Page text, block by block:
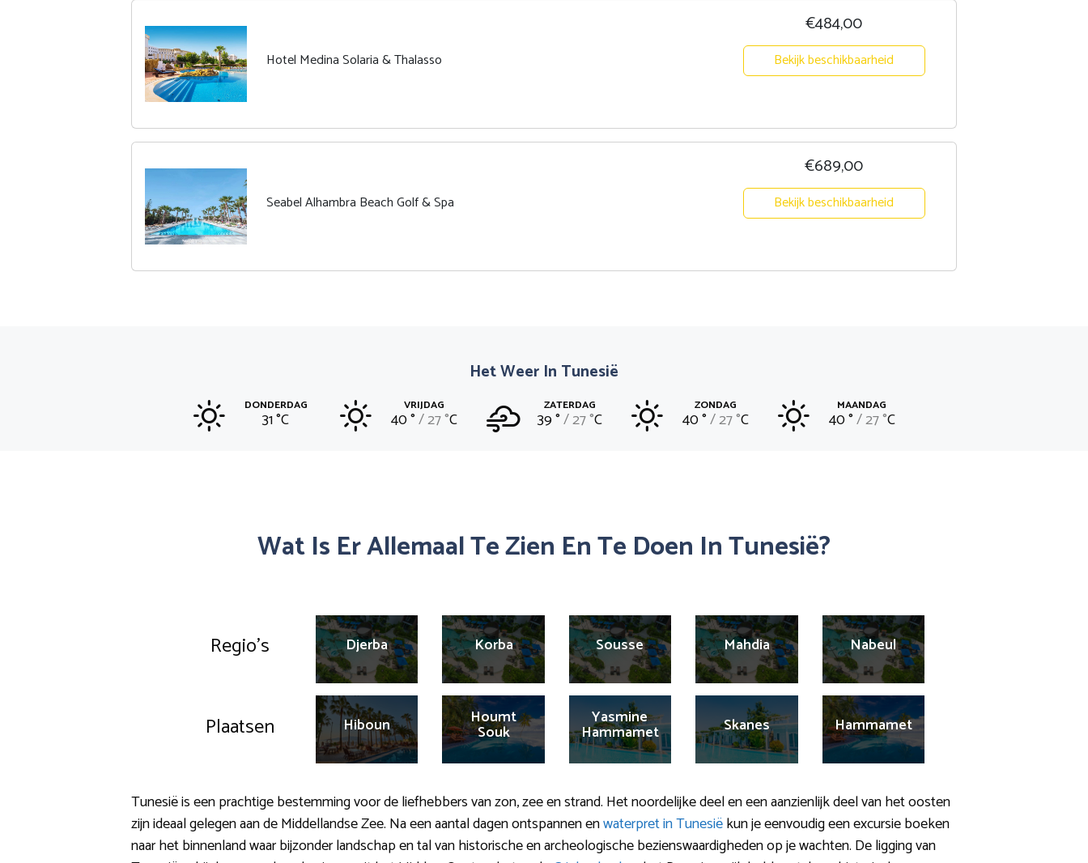
Hotel Medina Solaria & Thalasso
€484,00
Bekijk beschikbaarheid
Seabel Alhambra Beach Golf & Spa
€689,00
Bekijk beschikbaarheid
Het Weer In Tunesië
DONDERDAG
31 °C
VRIJDAG
40 ° 27 °C
ZATERDAG
39 ° 27 °C
ZONDAG
40 ° 27 °C
MAANDAG
40 ° 27 °C
Wat Is Er Allemaal Te Zien En Te Doen In Tunesië?
Regio’s Djerba Korba Sousse Mahdia Nabeul
Plaatsen Hiboun Houmt
Souk
Yasmine
Hammamet Skanes Hammamet
Tunesië is een prachtige bestemming voor de liefhebbers van zon, zee en strand. Het noordelijke deel en een aanzienlijk deel van het oosten
zijn ideaal gelegen aan de Middellandse Zee. Na een aantal dagen ontspannen enwaterpret in Tunesiëkun je eenvoudig een excursie boeken
naar het binnenland waar bijzonder landschap en tal van historische en archeologische bezienswaardigheden op je wachten. De ligging van